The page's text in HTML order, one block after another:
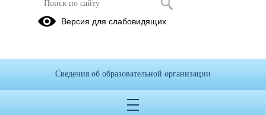
Фестиваль "Краски народов Крыма"
Версия для слабовидящих
Сведения об образовательной организации